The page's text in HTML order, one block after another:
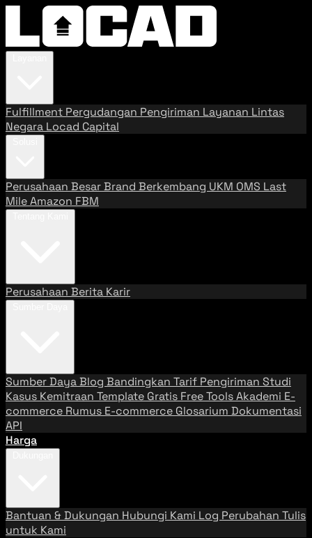
Fulfillment Pergudangan Pengiriman Layanan Lintas
Negara Locad Capital
Perusahaan BesarBrand Berkembang UKM OMS Last
MileAmazon FBM
Perusahaan Berita Karir
Sumber DayaBlog Bandingkan Tarif Pengiriman Studi
Kasus Kemitraan Template Gratis Free ToolsAkademi E-
commerce Rumus E-commerce Glosarium Dokumentasi
API
Harga
Bantuan & Dukungan Hubungi Kami Log Perubahan Tulis
untuk Kami